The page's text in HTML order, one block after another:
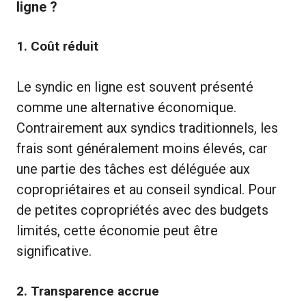
ligne ?
1. Coût réduit
Le syndic en ligne est souvent présenté
comme une alternative économique.
Contrairement aux syndics traditionnels, les
frais sont généralement moins élevés, car
une partie des tâches est déléguée aux
copropriétaires et au conseil syndical. Pour
de petites copropriétés avec des budgets
limités, cette économie peut être
significative.
2. Transparence accrue